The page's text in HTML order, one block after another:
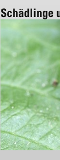
Schädlinge